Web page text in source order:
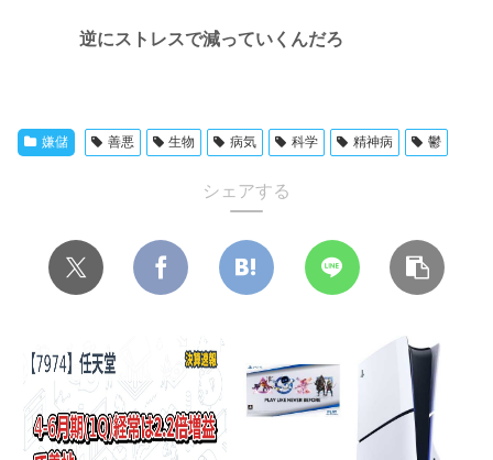
逆にストレスで減っていくんだろ
嫌儲 善悪 生物 病気 科学 精神病 鬱
シェアする